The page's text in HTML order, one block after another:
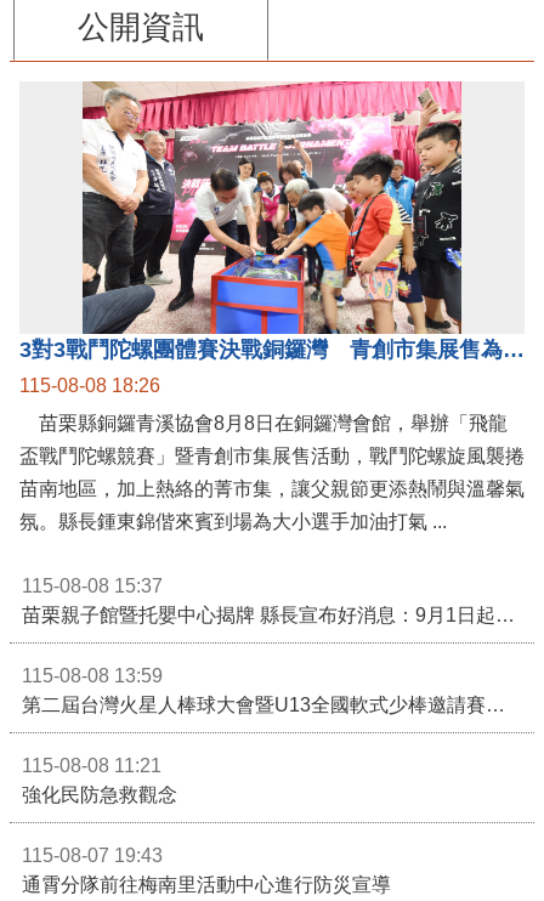
公開資訊
115-08-08 18:26
苗栗縣銅鑼青溪協會8月8日在銅鑼灣會館，舉辦「飛龍
盃戰鬥陀螺競賽」暨青創市集展售活動，戰鬥陀螺旋風襲捲
苗南地區，加上熱絡的菁市集，讓父親節更添熱鬧與溫馨氣
115-08-08 15:37
115-08-08 13:59
115-08-08 11:21
強化民防急救觀念
115-08-07 19:43
通霄分隊前往梅南里活動中心進行防災宣導